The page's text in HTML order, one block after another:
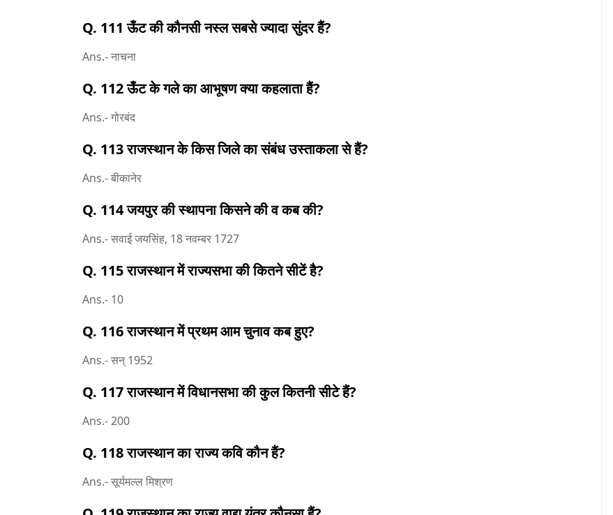
Q. 111 ऊँट की कौनसी नस्ल सबसे ज्यादा सुंदर हैं?
Ans.- नाचना
Q. 112 ऊँट के गले का आभूषण क्या कहलाता हैं?
Ans.- गोरबंद
Q. 113 राजस्थान के किस जिले का संबंध उस्ताकला से हैं?
Ans.- बीकानेर
Q. 114 जयपुर की स्थापना किसने की व कब की?
Ans.- सवाई जयसिंह, 18 नवम्बर 1727
Q. 115 राजस्थान में राज्यसभा की कितने सीटें है?
Ans.- 10
Q. 116 राजस्थान में प्रथम आम चुनाव कब हुए?
Ans.- सन् 1952
Q. 117 राजस्थान में विधानसभा की कुल कितनी सीटे हैं?
Ans.- 200
Q. 118 राजस्थान का राज्य कवि कौन हैं?
Ans.- सूर्यमल्ल मिश्रण